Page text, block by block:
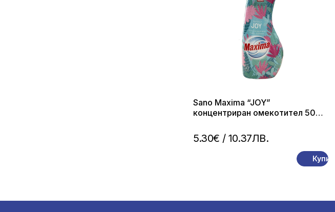
5.30€ / 10.37ЛВ.
Sano Maxima “JOY”
концентриран омекотител 50
Купи